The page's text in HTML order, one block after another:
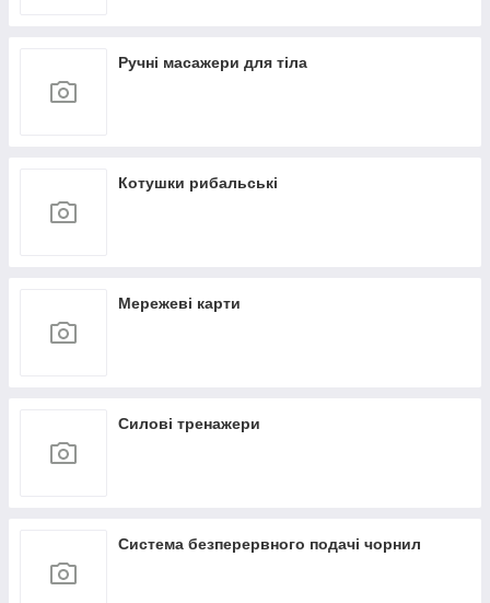
Ручні масажери для тіла
Котушки рибальські
Мережеві карти
Силові тренажери
Система безперервного подачі чорнил